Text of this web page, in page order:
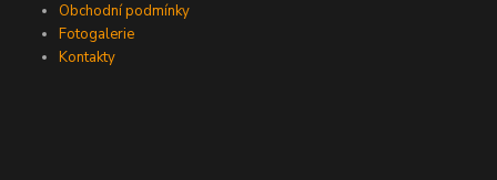
Obchodní podmínky
Fotogalerie
Kontakty